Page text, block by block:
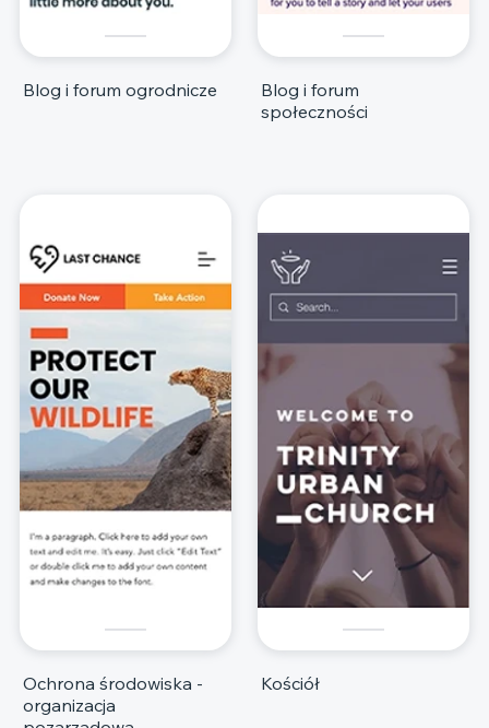
Blog i forum ogrodnicze
Blog i forum
społeczności
Ochrona środowiska -
organizacja
Kościół